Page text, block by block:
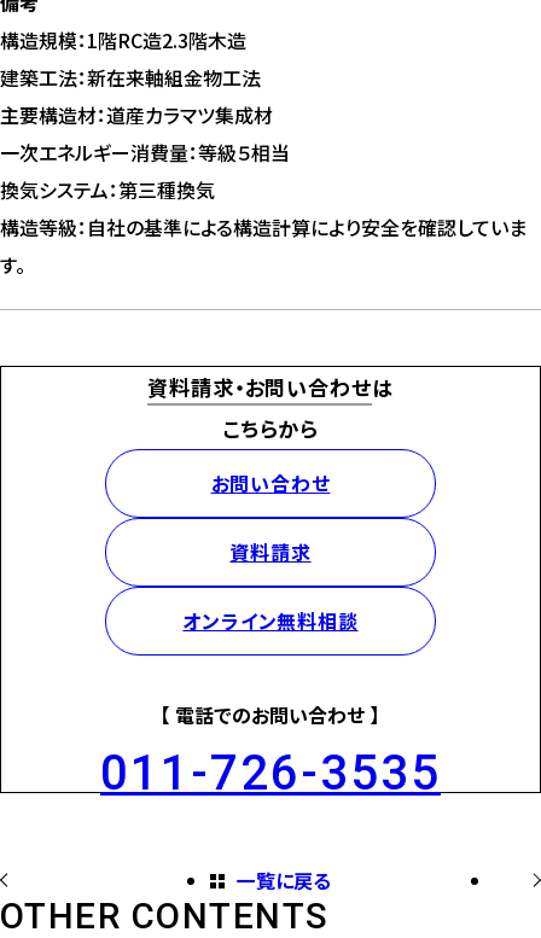
構造規模：1階RC造2.3階木造
建築工法：新在来軸組金物工法
主要構造材：道産カラマツ集成材
一次エネルギー消費量：等級５相当
換気システム：第三種換気
構造等級：自社の基準による構造計算により安全を確認していま
す。
資料請求・お問い合わせは
こちらから
お問い合わせ
資料請求
オンライン無料相談
【 電話でのお問い合わせ 】
011-726-3535
一覧に戻る
OTHER CONTENTS